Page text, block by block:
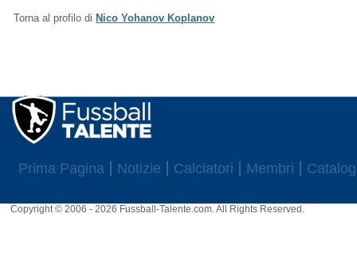
Torna al profilo di Nico Yohanov Koplanov
Prima Pagina Notizie Calciatori Membri
Copyright © 2006 - 2026 Fussball-Talente.com. All Rights Reserved.